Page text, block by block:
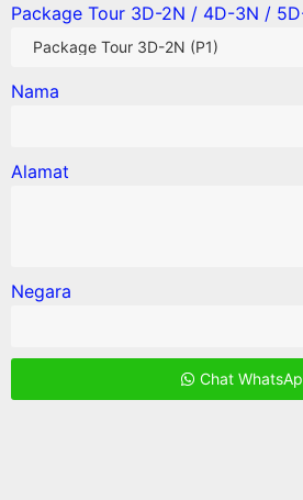
Package Tour 3D-2N / 4D-3N /
Nama
Alamat
Negara
Chat